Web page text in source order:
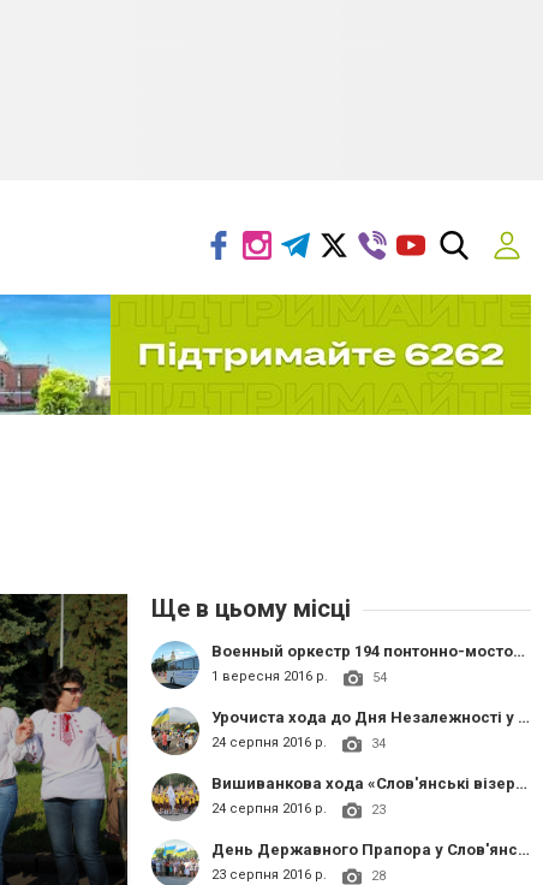
Ще в цьому місці
Военный оркестр 194 понтонно-мостового отряда
1 вересня 2016 р. 54
Урочиста хода до Дня Незалежності у Слов'янську
24 серпня 2016 р. 34
Вишиванкова хода «Слов'янські візерунки»
24 серпня 2016 р. 23
День Державного Прапора у Слов'янську
23 серпня 2016 р. 28